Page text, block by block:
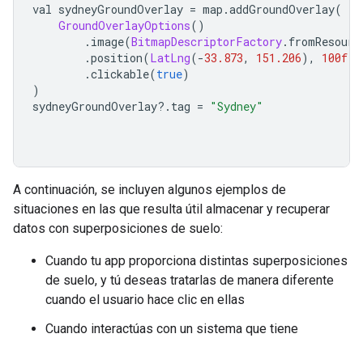
val sydneyGroundOverlay = map .addGroundOverlay(
GroundOverlayOptions()
. image(BitmapDescriptorFactory.
.position(LatLng(-33.873, 151.206), 100f
.clickable(true)
)
sydneyGroundOverlay?. tag = "Sydney"
A continuación, se incluyen algunos ejemplos de
situaciones en las que resulta útil almacenar y recuperar
datos con superposiciones de suelo:
Cuando tu app proporciona distintas superposiciones
de suelo, y tú deseas tratarlas de manera diferente
cuando el usuario hace clic en ellas
Cuando interactúas con un sistema que tiene